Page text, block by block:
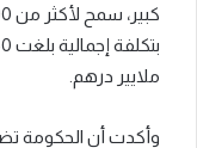
ملايير درهم.
وأكدت أن الحكومة